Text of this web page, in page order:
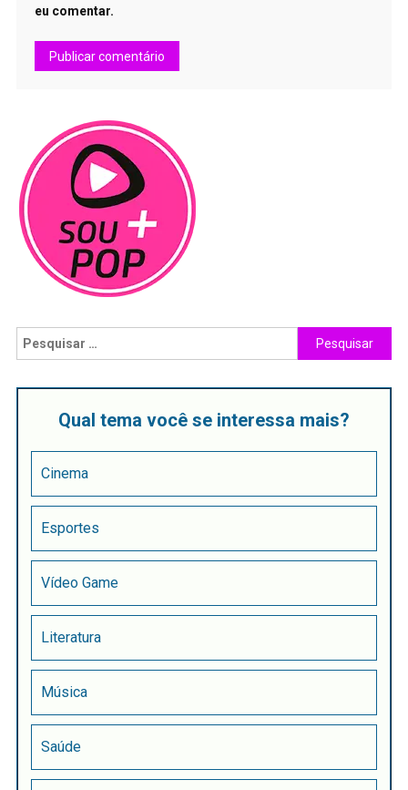
eu comentar.
Qual tema você se interessa mais?
Cinema
Esportes
Vídeo Game
Literatura
Música
Saúde